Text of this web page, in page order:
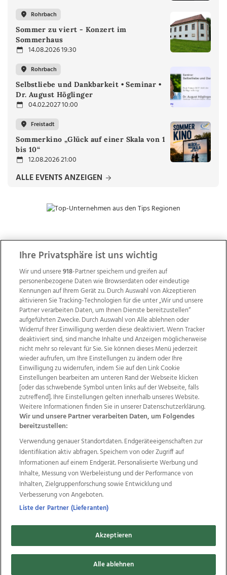
Rohrbach
Sommer zu viert - Konzert im
Sommerhaus
14.08.2026 19:30
Rohrbach
Selbstliebe und Dankbarkeit • Seminar •
Dr. August Höglinger
04.02.2027 10:00
Freistadt
Sommerkino „Glück auf einer Skala von 1
bis 10“
12.08.2026 21:00
ALLE EVENTS ANZEIGEN
ZUR NACHRICHTENÜBERSICHT
Wir über uns Mediadaten Kontakt
Jobs
Datenschutz
Impressum
AGB Anzeigekunden
AGB Website
Ehrenkodex Politische Werbung
Weitere Angebote des Medienhauses Wimmer
TV1 di-mog-i.at OÖNow
Ischler Woche
Life Radio
OÖNachrichten
OÖN Immobilien
OÖN Karriere
OÖN Reise
Promenaden Galerien
Regionaljobs
wasistlos.at
Copyrights © 2026 Tips Zeitungs GmbH & Co KG
developed by11x11.net
Ihre Privatsphäre ist uns wichtig
Wir und unsere918-Partner speichern und greifen auf
personenbezogene Daten wie Browserdaten oder eindeutige
Kennungen auf Ihrem Gerät zu. Durch Auswahl von Akzeptieren
aktivieren Sie Tracking-Technologien für die unter „Wir und unsere
Partner verarbeiten Daten, um Ihnen Dienste bereitzustellen“
aufgeführten Zwecke. Durch Auswahl von Alle ablehnen oder
Widerruf Ihrer Einwilligung werden diese deaktiviert. Wenn Tracker
deaktiviert sind, sind manche Inhalte und Anzeigen möglicherweise
nicht mehr so relevant für Sie. Sie können dieses Menü jederzeit
wieder aufrufen, um Ihre Einstellungen zu ändern oder Ihre
Einwilligung zu widerrufen, indem Sie auf den Link Cookie
Einstellungen bearbeiten am unteren Rand der Webseite klicken
[oder das schwebende Symbol unten links auf der Webseite, falls
zutreffend]. Ihre Einstellungen gelten innerhalb unseres Website.
Weitere Informationen finden Sie in unserer Datenschutzerklärung.
Wir und unsere Partner verarbeiten Daten, um Folgendes
bereitzustellen:
Verwendung genauer Standortdaten. Endgeräteeigenschaften zur
Identifikation aktiv abfragen. Speichern von oder Zugriff auf
Informationen auf einem Endgerät. Personalisierte Werbung und
Inhalte, Messung von Werbeleistung und der Performance von
Inhalten, Zielgruppenforschung sowie Entwicklung und
Verbesserung von Angeboten.
Liste der Partner (Lieferanten)
Akzeptieren
Alle ablehnen